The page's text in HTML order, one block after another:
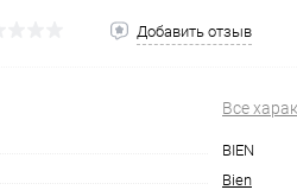
Добавить отзыв
Все
BIEN
Bien